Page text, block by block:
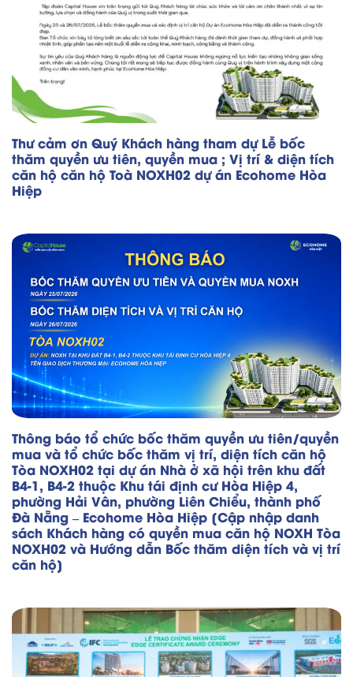
Thư cảm ơn Quý Khách hàng tham dự Lễ bốc
thăm quyền ưu tiên, quyền mua ; Vị trí & diện tích
căn hộ căn hộ Toà NOXH02 dự án Ecohome Hòa
Hiệp
Thông báo tổ chức bốc thăm quyền ưu tiên/quyền
mua và tổ chức bốc thăm vị trí, diện tích căn hộ
Tòa NOXH02 tại dự án Nhà ở xã hội trên khu đất
B4-1, B4-2 thuộc Khu tái định cư Hòa Hiệp 4,
phường Hải Vân, phường Liên Chiểu, thành phố
Đà Nẵng – Ecohome Hòa Hiệp [Cập nhập danh
sách Khách hàng có quyền mua căn hộ NOXH Tòa
NOXH02 và Hướng dẫn Bốc thăm diện tích và vị trí
căn hộ]